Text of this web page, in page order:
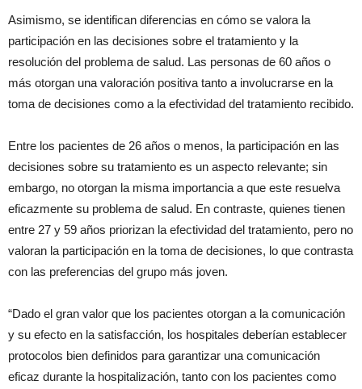
Asimismo, se identifican diferencias en cómo se valora la
participación en las decisiones sobre el tratamiento y la
resolución del problema de salud. Las personas de 60 años o
más otorgan una valoración positiva tanto a involucrarse en la
toma de decisiones como a la efectividad del tratamiento recibido.
Entre los pacientes de 26 años o menos, la participación en las
decisiones sobre su tratamiento es un aspecto relevante; sin
embargo, no otorgan la misma importancia a que este resuelva
eficazmente su problema de salud. En contraste, quienes tienen
entre 27 y 59 años priorizan la efectividad del tratamiento, pero no
valoran la participación en la toma de decisiones, lo que contrasta
con las preferencias del grupo más joven.
“Dado el gran valor que los pacientes otorgan a la comunicación
y su efecto en la satisfacción, los hospitales deberían establecer
protocolos bien definidos para garantizar una comunicación
eficaz durante la hospitalización, tanto con los pacientes como